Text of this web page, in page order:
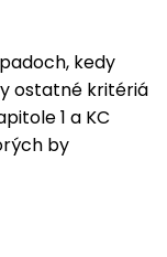
kedy
ostatné kritériá
1 a KC
by